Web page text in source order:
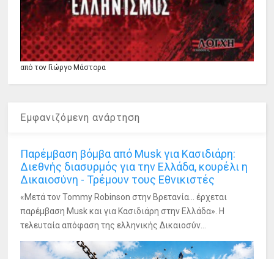
από τον Γιώργο Μάστορα
Εμφανιζόμενη ανάρτηση
Παρέμβαση βόμβα από Musk για Κασιδιάρη:
Διεθνής διασυρμός για την Ελλάδα, κουρέλι η
Δικαιοσύνη - Τρέμουν τους Εθνικιστές
«Μετά τον Tommy Robinson στην Βρετανία... έρχεται
παρέμβαση Musk και για Κασιδιάρη στην Ελλάδα». Η
τελευταία απόφαση της ελληνικής Δικαιοσύν...